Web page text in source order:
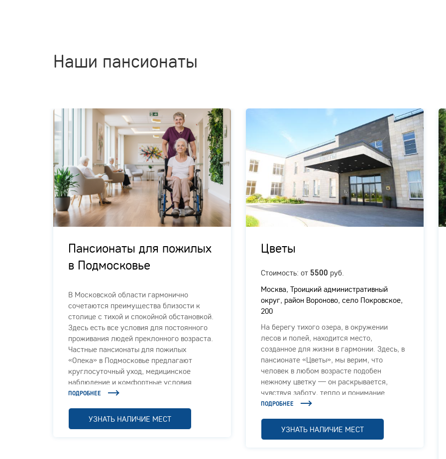
Наши пансионаты
Пансионаты для пожилых
в Подмосковье
В Московской области гармонично
сочетаются преимущества близости к
столице с тихой и спокойной обстановкой.
Здесь есть все условия для постоянного
проживания людей преклонного возраста.
Частные пансионаты для пожилых
«Опека» в Подмосковье предлагают
круглосуточный уход, медицинское
наблюдение и комфортные условия.
ПОДРОБНЕЕ
УЗНАТЬ НАЛИЧИЕ МЕСТ
Цветы
Стоимость: от 5500 руб.
Москва, Троицкий административный
округ, район Вороново, село Покровское,
200
На берегу тихого озера, в окружении
лесов и полей, находится место,
созданное для жизни в гармонии. Здесь, в
пансионате «Цветы», мы верим, что
человек в любом возрасте подобен
нежному цветку — он раскрывается,
чувствуя заботу, тепло и понимание.
ПОДРОБНЕЕ
УЗНАТЬ НАЛИЧИЕ МЕСТ